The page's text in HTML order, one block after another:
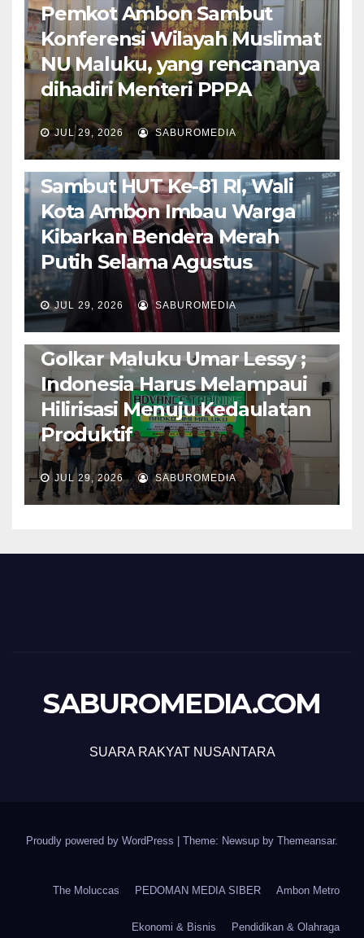
Pemkot Ambon Sambut
Konferensi Wilayah Muslimat
NU Maluku, yang rencananya
dihadiri Menteri PPPA
JUL 29, 2026 SABUROMEDIA
AMBON METRO POLITIK & PEMERINTAHAN
Sambut HUT Ke-81 RI, Wali
Kota Ambon Imbau Warga
Kibarkan Bendera Merah
Putih Selama Agustus
JUL 29, 2026 SABUROMEDIA
AMBON METRO JURNALISME AKTIVIS
PENDIDIKAN & OLAHRAGA THE MOLUCCAS
Isi Materi LK-III HMI, Ketua
Golkar Maluku Umar Lessy ;
Indonesia Harus Melampaui
Hilirisasi Menuju Kedaulatan
Produktif
JUL 29, 2026 SABUROMEDIA
SABUROMEDIA.COM
SUARA RAKYAT NUSANTARA
Proudly powered by WordPress Theme: Newsup by Themeansar.
The Moluccas PEDOMAN MEDIA SIBER Ambon Metro
Ekonomi & Bisnis Pendidikan & Olahraga